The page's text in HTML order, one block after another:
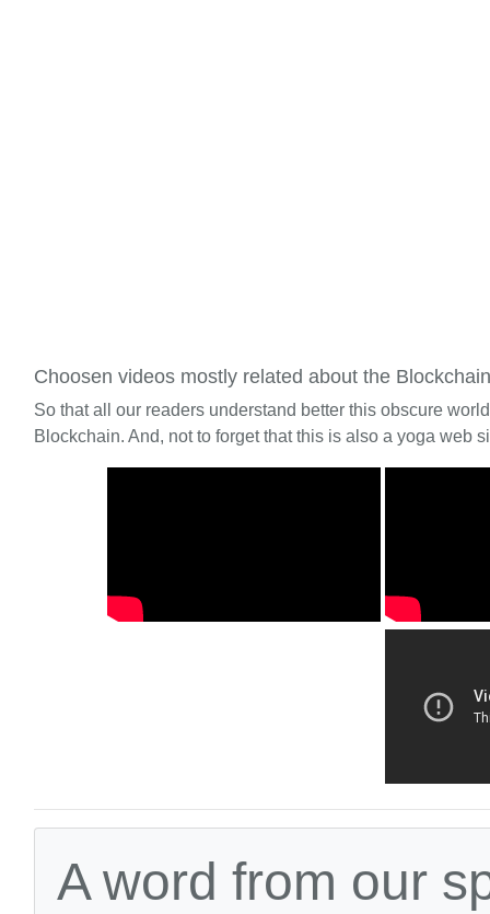
Choosen videos mostly related about the Blockchain
So that all our readers understand better this obscure
Blockchain. And, not to forget that this is also a yoga web
A word from our